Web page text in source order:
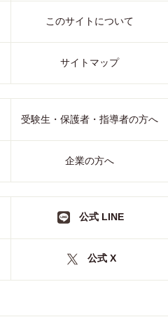
このサイトについて
サイトマップ
受験生・保護者・指導者の方へ
企業の方へ
公式 LINE
公式 X